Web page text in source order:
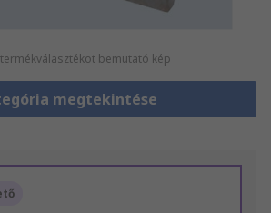
bemutató kép
megtekintése